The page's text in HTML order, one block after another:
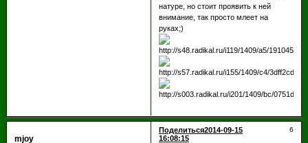
натуре, но стоит проявить к ней
внимание, так просто млеет на
руках;)
Поделиться 6
2014-09-15
16:08:15
mjoy